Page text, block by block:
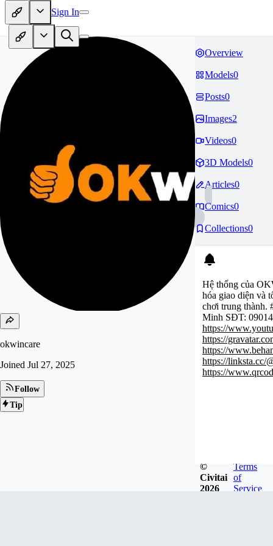
Sign In
okwincare
Joined Jul 27, 2025
Follow
Tip
Overview
Models0
Posts0
Images2
Videos0
3D Models0
Articles0
Comics0
Collections0
Hệ thống của
hóa giao diện và
chơi trung thành.
Minh SĐT:
https://
https://
https://
https://linksta.cc/
https://
©
Civitai
2026
Terms
of
Service